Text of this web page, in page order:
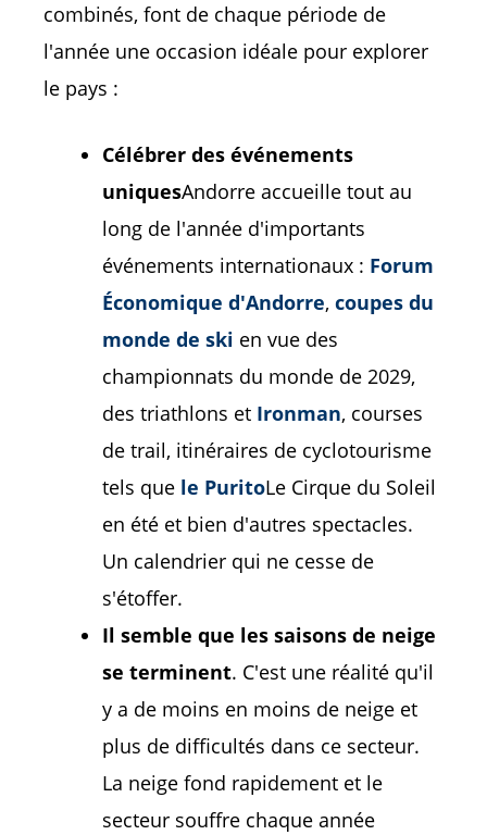
combinés, font de chaque période de
l'année une occasion idéale pour explorer
le pays :
Célébrer des événements
uniquesAndorre accueille tout au
long de l'année d'importants
événements internationaux : Forum
Économique d'Andorre, coupes du
monde de ski en vue des
championnats du monde de 2029,
des triathlons et Ironman, courses
de trail, itinéraires de cyclotourisme
tels que le PuritoLe Cirque du Soleil
en été et bien d'autres spectacles.
Un calendrier qui ne cesse de
s'étoffer.
Il semble que les saisons de neige
se terminent. C'est une réalité qu'il
y a de moins en moins de neige et
plus de difficultés dans ce secteur.
La neige fond rapidement et le
secteur souffre chaque année